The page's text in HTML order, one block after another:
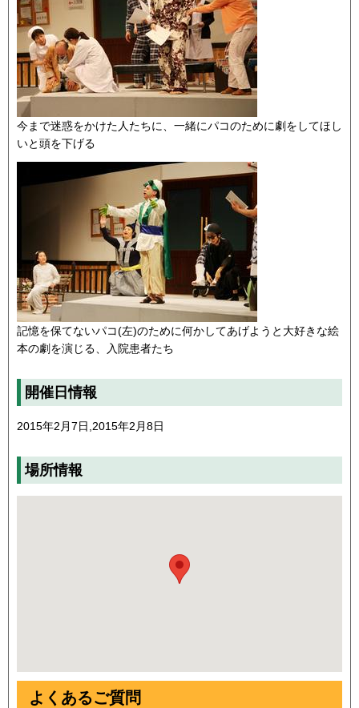
今まで迷惑をかけた人たちに、一緒にパコのために劇をしてほし
いと頭を下げる
記憶を保てないパコ(左)のために何かしてあげようと大好きな絵
本の劇を演じる、入院患者たち
開催日情報
2015年2月7日,2015年2月8日
場所情報
よくあるご質問